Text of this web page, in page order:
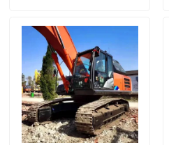
Producten
Video's
Over ons